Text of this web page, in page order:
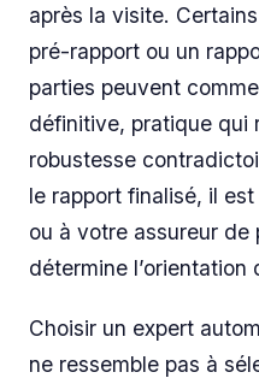
après la visite.
pré-rapport ou un
parties peuvent
définitive, pratique qui
robustesse
le rapport finalisé, il
ou à votre assureur
détermine l’orientation
Choisir un expert
ne ressemble pas à